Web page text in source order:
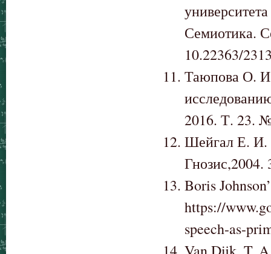
Семиотика.
10.22363/
Таюпова О.
2016. Т. 23.
Шейгал Е. И.
Гнозис,2004.
Boris
https://
speech-as-